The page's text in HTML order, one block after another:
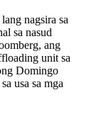
nagsira sa
sa nasud
ang
unit sa
Domingo
usa sa mga